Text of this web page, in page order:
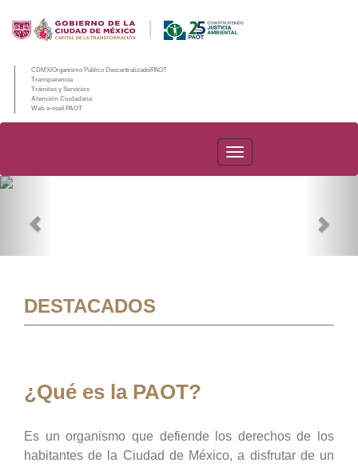
CDMX/Organismo Público Descentralizado/PAOT
Transparencia
Trámites y Servicios
Atención Ciudadana
Web e-mail PAOT
PAOT
DESTACADOS
¿Qué es la PAOT?
Es un organismo que defiende los derechos de los
habitantes de la Ciudad de México, a disfrutar de un